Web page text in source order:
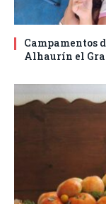
Campamentos
Alhaurín el